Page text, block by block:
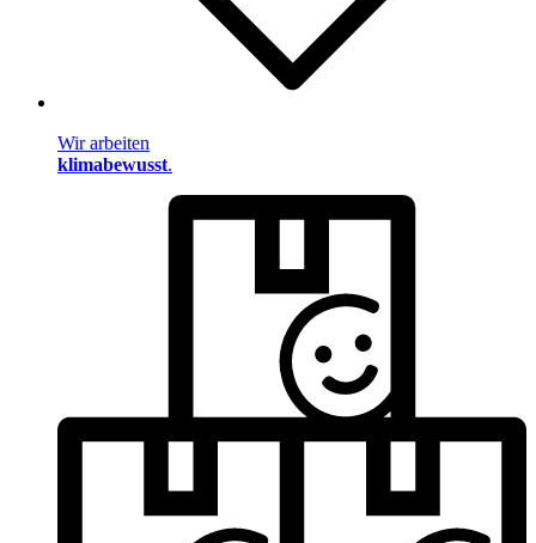
Wir arbeiten
klimabewusst.